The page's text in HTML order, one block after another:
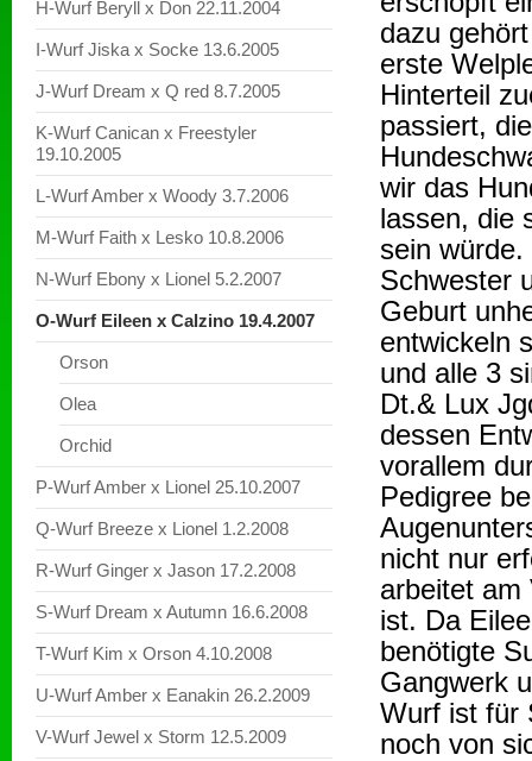
H-Wurf Beryll x Don 22.11.2004
I-Wurf Jiska x Socke 13.6.2005
J-Wurf Dream x Q red 8.7.2005
K-Wurf Canican x Freestyler
19.10.2005
L-Wurf Amber x Woody 3.7.2006
M-Wurf Faith x Lesko 10.8.2006
N-Wurf Ebony x Lionel 5.2.2007
O-Wurf Eileen x Calzino 19.4.2007
Orson
Olea
Orchid
P-Wurf Amber x Lionel 25.10.2007
Q-Wurf Breeze x Lionel 1.2.2008
R-Wurf Ginger x Jason 17.2.2008
S-Wurf Dream x Autumn 16.6.2008
T-Wurf Kim x Orson 4.10.2008
U-Wurf Amber x Eanakin 26.2.2009
V-Wurf Jewel x Storm 12.5.2009
dazu
erste
Hinterteil
passiert,
wir das
lassen, die
sein
Schwester
Geburt
entwickeln
und alle 3
Dt.& Lux
dessen
vorallem
Pedigree
nicht nur
arbeitet am
ist. Da
benötigte
Gangwerk
Wurf ist für
noch von